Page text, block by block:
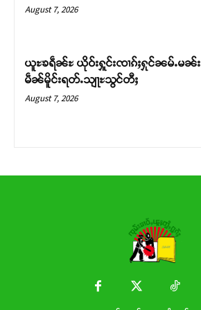
August 7, 2026
ယူႊၶရဵၼ်ႊ ယိုဝ်းႁူင်းၸၢၵ်ႈႁုင်ၼမ်ႉမၼ်း
မဵၼ်မိူင်းရတ်ႉသျႃႊသွင်တီႈ
August 7, 2026